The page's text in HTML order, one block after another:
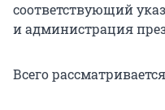
соответствующий
и администрация
Всего